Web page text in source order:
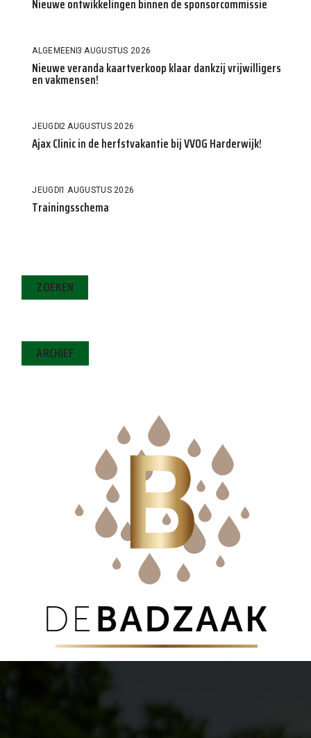
Nieuwe ontwikkelingen binnen de sponsorcommissie
ALGEMEEN 3 AUGUSTUS 2026
Nieuwe veranda kaartverkoop klaar dankzij vrijwilligers
en vakmensen!
JEUGD2 AUGUSTUS 2026
Ajax Clinic in de herfstvakantie bij VVOG Harderwijk!
JEUGD 1 AUGUSTUS 2026
Trainingsschema
ZOEKEN
ARCHIEF